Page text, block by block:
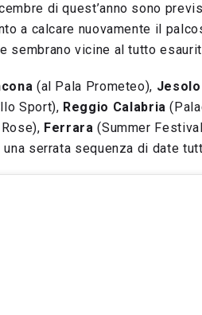
di quest’anno sono
a calcare nuovamente il
sembrano vicine al tutto
(al Pala Prometeo), Jesolo
Sport), Reggio Calabria
Ferrara (Summer
serrata sequenza di date